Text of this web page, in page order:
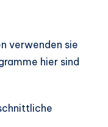
verwenden sie
hier sind